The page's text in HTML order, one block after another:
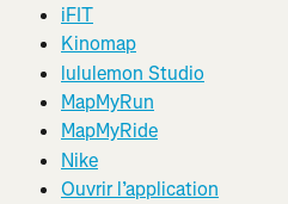
iFIT
Kinomap
lululemon Studio
MapMyRun
MapMyRide
Nike
Ouvrir l’application